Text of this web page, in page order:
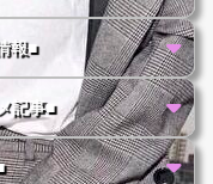
報■
記事■